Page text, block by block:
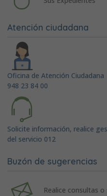
Atención ciudadana
Oficina de Atención Ciudadana
948 23 84 00
Solicite información, realice
del servicio 012
Buzón de sugerencias
Realice consultas